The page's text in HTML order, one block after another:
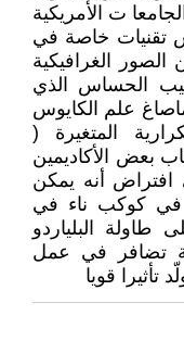
ت الأمريكية
تقنيات خاصة في
الصور الغرافيكية
الحساس الذي
علم الكايوس
المتغيرة (
بعض الأكاديمين
افتراض أنه يمكن
كوكب ناء في
البلياردو
تضافر في عمل
تأثيرا قويا